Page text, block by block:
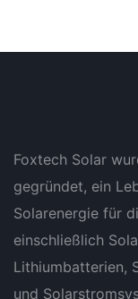
Foxtech Solar
gegründet, ein
Solarenergie für
einschließlich
Lithiumbatterien,
und